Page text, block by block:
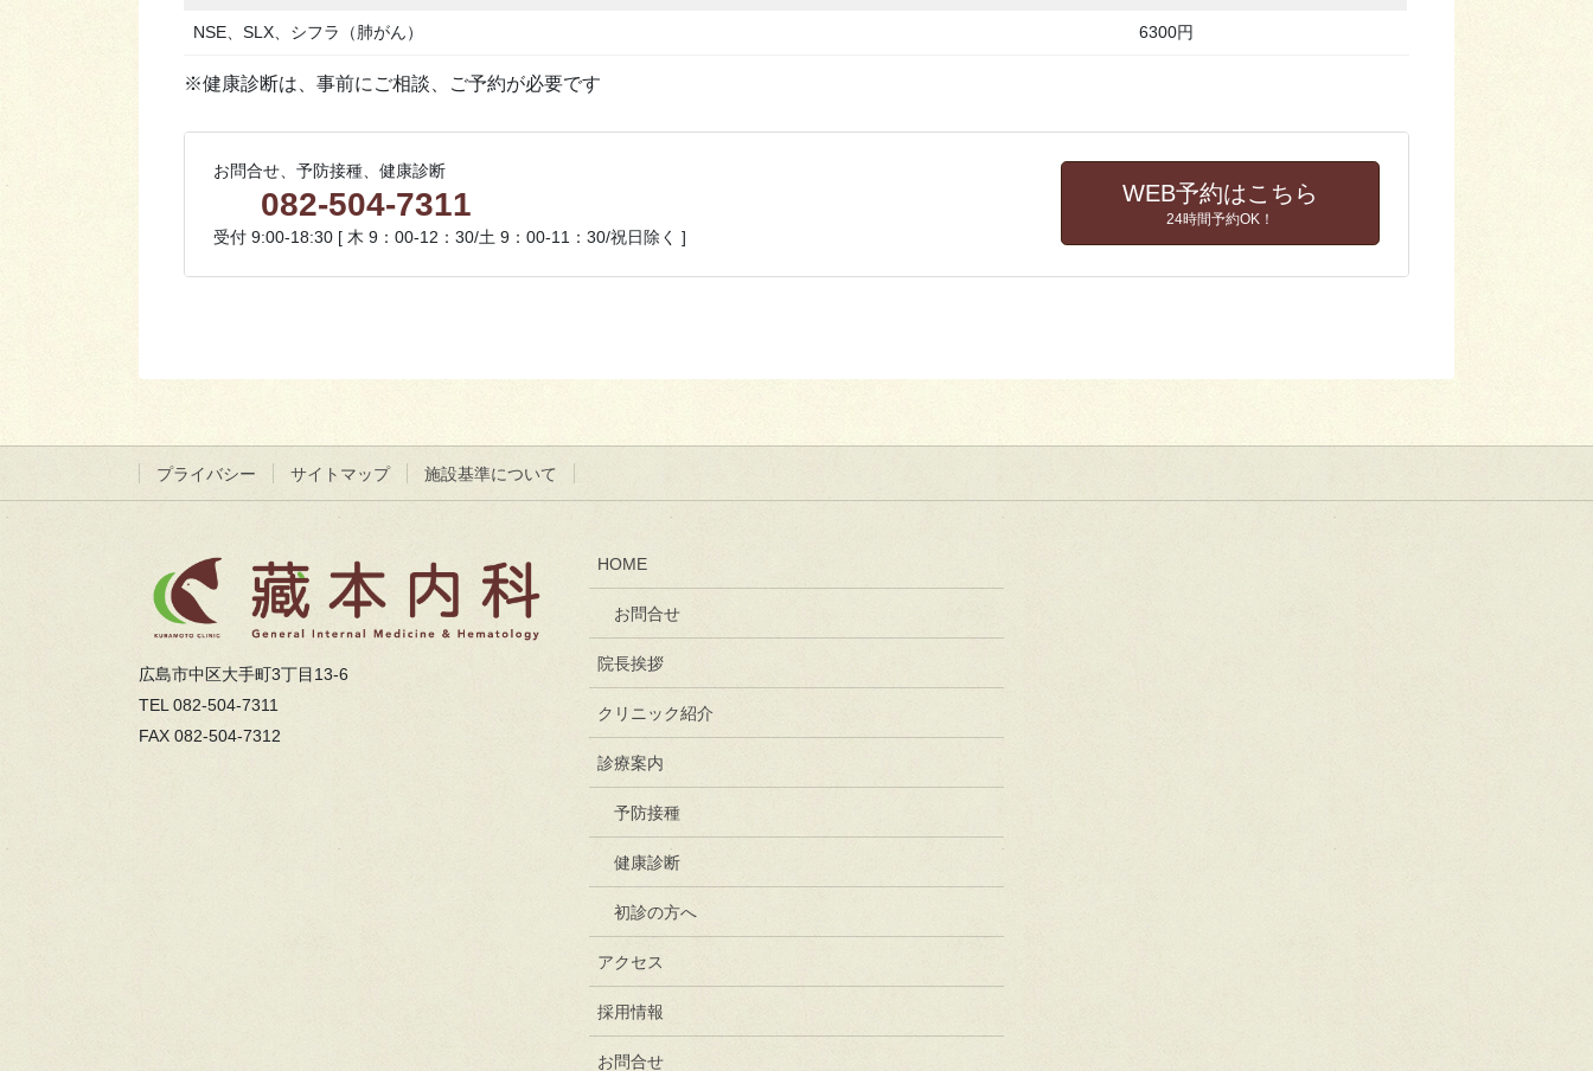
NSE、SLX、シフラ（肺がん） 6300円
※健康診断は、事前にご相談、ご予約が必要です
お問合せ、予防接種、健康診断
082-504-7311
受付 9:00-18:30 [ 木 9：00-12：30/土 9：00-11：30/祝日除く ]
WEB予約はこちら
24時間予約OK！
プライバシー サイトマップ 施設基準について
広島市中区大手町3丁目13-6
TEL 082-504-7311
FAX 082-504-7312
HOME
お問合せ
院長挨拶
クリニック紹介
診療案内
予防接種
健康診断
初診の方へ
アクセス
採用情報
お問合せ